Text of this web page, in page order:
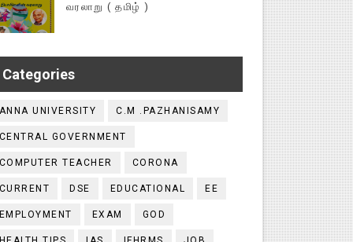
வரலாறு ( தமிழ் )
Categories
ANNA UNIVERSITY C.M .PAZHANISAMY
CENTRAL GOVERNMENT
COMPUTER TEACHER CORONA
CURRENT DSE EDUCATIONAL EE
EMPLOYMENT EXAM GOD